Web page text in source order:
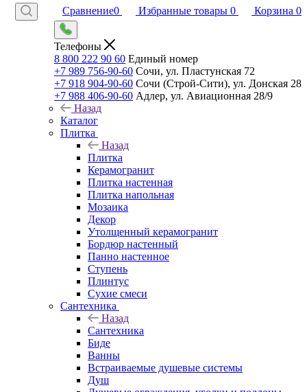
Сравнение0 Избранные товары 0 Корзина 0
Телефоны
8 800 222 90 60 Единый номер
+7 989 756-90-60 Сочи, ул. Пластунская 72
+7 918 904-90-60 Сочи (Строй-Сити), ул. Донская 28
+7 988 406-90-60 Адлер, ул. Авиационная 28/9
Назад
Каталог
Плитка
Назад
Плитка
Керамогранит
Плитка настенная
Плитка напольная
Мозаика
Декор
Утолщенный керамогранит
Бордюр настенный
Панно настенное
Ступень
Плинтус
Сухие смеси
Сантехника
Назад
Сантехника
Биде
Ванны
Встраиваемые душевые системы
Душ